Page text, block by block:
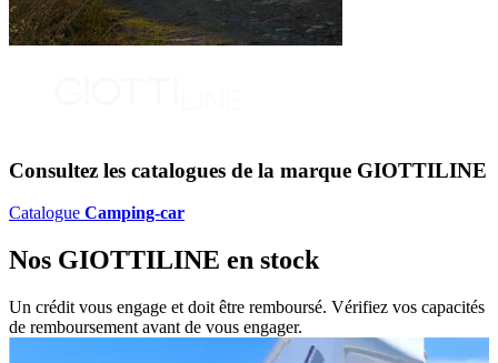
Consultez les catalogues de la marque GIOTTILINE
Catalogue Camping-car
Nos GIOTTILINE en stock
Un crédit vous engage et doit être remboursé. Vérifiez vos capacités
de remboursement avant de vous engager.